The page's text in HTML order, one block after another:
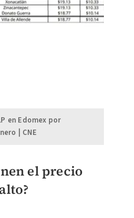
en Edomex por
| CNE
el precio